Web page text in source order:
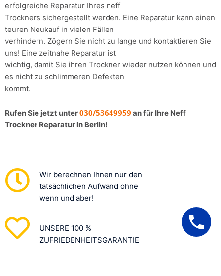
erfolgreiche Reparatur Ihres neff
Trockners sichergestellt werden. Eine Reparatur kann einen
teuren Neukauf in vielen Fällen
verhindern. Zögern Sie nicht zu lange und kontaktieren Sie
uns! Eine zeitnahe Reparatur ist
wichtig, damit Sie ihren Trockner wieder nutzen können und
es nicht zu schlimmeren Defekten
kommt.
Rufen Sie jetzt unter030/53649959 an für Ihre Neff
Trockner Reparatur in Berlin!
Wir berechnen Ihnen nur den
tatsächlichen Aufwand ohne
wenn und aber!
UNSERE 100 %
ZUFRIEDENHEITSGARANTIE